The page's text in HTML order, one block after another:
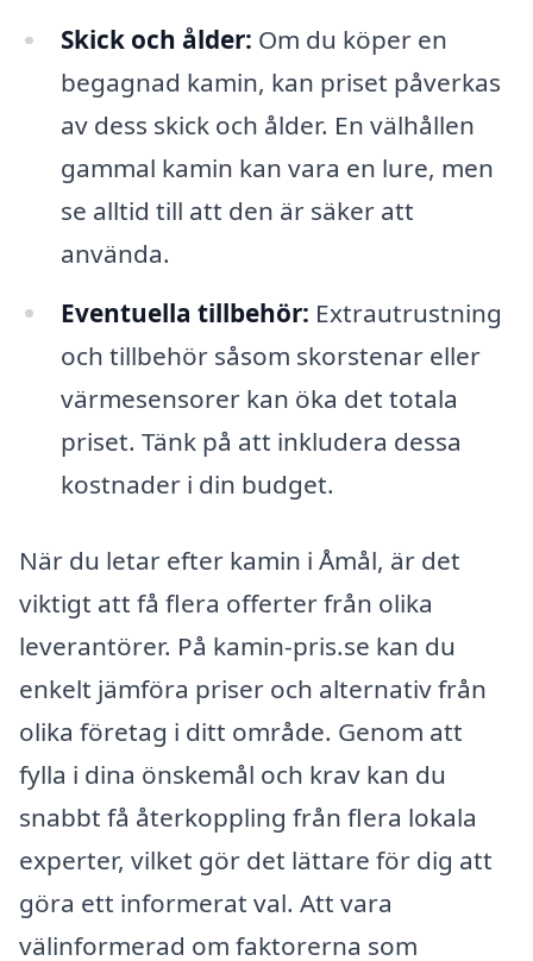
Skick och ålder: Om du köper en
begagnad kamin, kan priset påverkas
av dess skick och ålder. En välhållen
gammal kamin kan vara en lure, men
se alltid till att den är säker att
använda.
Eventuella tillbehör: Extrautrustning
och tillbehör såsom skorstenar eller
värmesensorer kan öka det totala
priset. Tänk på att inkludera dessa
kostnader i din budget.
När du letar efter kamin i Åmål, är det
viktigt att få flera offerter från olika
leverantörer. På kamin-pris.se kan du
enkelt jämföra priser och alternativ från
olika företag i ditt område. Genom att
fylla i dina önskemål och krav kan du
snabbt få återkoppling från flera lokala
experter, vilket gör det lättare för dig att
göra ett informerat val. Att vara
välinformerad om faktorerna som